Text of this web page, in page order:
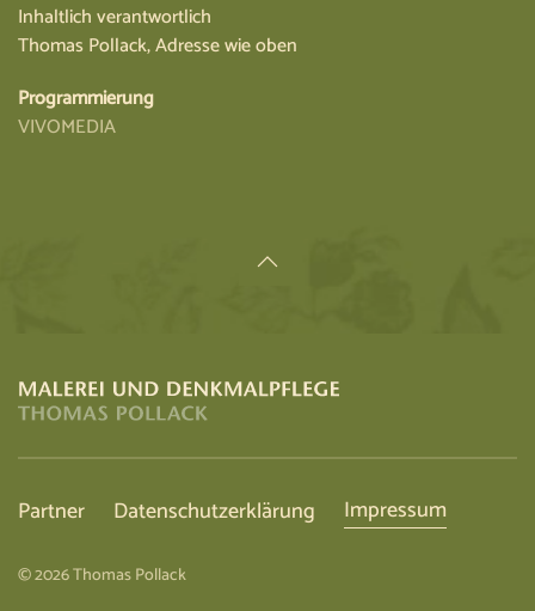
Inhaltlich verantwortlich
Thomas Pollack, Adresse wie oben
Programmierung
VIVOMEDIA
Partner Datenschutzerklärung Impressum
©2026Thomas Pollack